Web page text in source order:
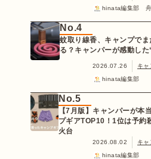
hinata編集部
No.4
蚊取り線香、キャンプで
る？キャンパーが感動し
2026.07.26
キ
hinata編集部
No.5
【7月版】キャンパーが本
プギアTOP10！1位は予約
火台
2026.08.02
キ
hinata編集部